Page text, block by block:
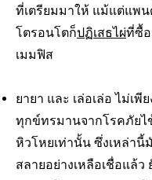
ที่เตรียมมาให้ แม้แต่แพ
โตรอนโตก็ปฏิเสธไผ่ที่ซื้
เมมฟิส
ยายา และ เล่อเล่อ ไม่เพี
ทุกข์ทรมานจากโรคภัยไ
หิวโหยเท่านั้น ซึ่งเหล่านี้
สลายอย่างเหลือเชื่อแล้